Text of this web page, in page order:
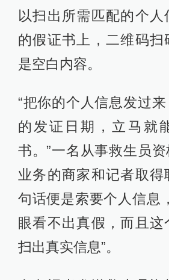
以扫出所需匹配的个
的假证书上，二维码扫
是空白内容。
“把你的个人信息发过
的发证日期，立马就
书。”一名从事救生员
业务的商家和记者取得
句话便是索要个人信息
眼看不出真假，而且这
扫出真实信息”。